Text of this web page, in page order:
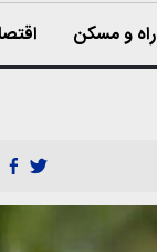
راه و مسکن